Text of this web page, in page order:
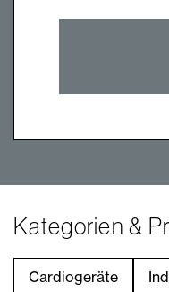
Kategorien &
Cardiogeräte